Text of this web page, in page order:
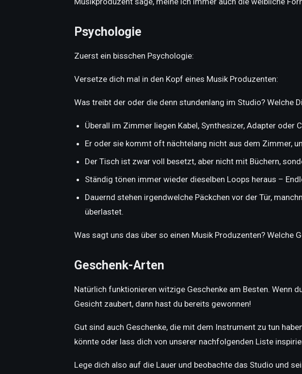
Psychologie
Zuerst ein bisschen Psychologie:
Versetze dich mal in den Kopf eines Musik Produzenten:
Was treibt der oder die denn stundenlang im Studio? Welche
Überall im Zimmer liegen Kabel, Synthesizer, Adapter oder
Er oder sie kommt oft nächtelang nicht aus dem Zimmer,
Der Tisch ist zwar voll besetzt, aber nicht mit Büchern,
Ständig tönen immer wieder dieselben Loops heraus –
Dauernd stehen irgendwelche Päckchen vor der Tür,
überlastet.
Was sagt uns das über so einen Musik Produzenten? Welche
Geschenk-Arten
Natürlich funktionieren witzige Geschenke am Besten. Wenn
Gesicht zaubert, dann hast du bereits gewonnen!
Gut sind auch Geschenke, die mit dem Instrument zu tun
könnte oder lass dich von unserer nachfolgenden Liste
Lege dich also auf die Lauer und beobachte das Studio und